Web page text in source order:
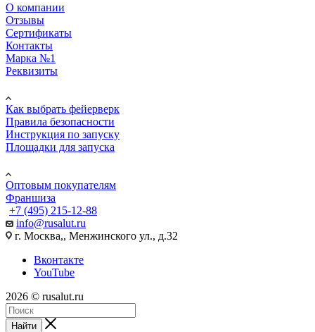
О компании
Отзывы
Сертификаты
Контакты
Марка №1
Реквизиты
Как выбрать фейерверк
Правила безопасности
Инструкция по запуску
Площадки для запуска
Оптовым покупателям
Франшиза
+7 (495) 215-12-88
info@rusalut.ru
г. Москва,, Менжинского ул., д.32
Вконтакте
YouTube
2026 © rusalut.ru
Найти